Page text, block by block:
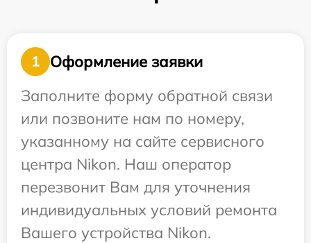
1
Оформление заявки
Заполните форму обратной связи
или позвоните нам по номеру,
указанному на сайте сервисного
центра Nikon. Наш оператор
перезвонит Вам для уточнения
индивидуальных условий ремонта
Вашего устройства Nikon.